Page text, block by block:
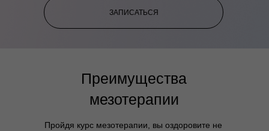
ЗАПИСАТЬСЯ
Преимущества
мезотерапии
Пройдя курс мезотерапии, вы оздоровите не